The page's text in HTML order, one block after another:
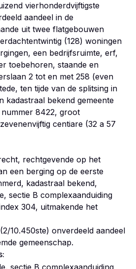
vierhonderdvijftigste
aandeel in de
uit twee flatgebouwen
(128) woningen
een bedrijfsruimte, erf,
toebehoren, staande en
2 tot en met 258 (even
ten tijde van de splitsing in
kadastraal bekend gemeente
nummer 8422, groot
centiare (32 a 57
rechtgevende op het
een berging op de eerste
kadastraal bekend,
sectie B complexaanduiding
304, uitmakende het
10.450ste) onverdeeld aandeel
gemeenschap.
sectie B complexaanduiding